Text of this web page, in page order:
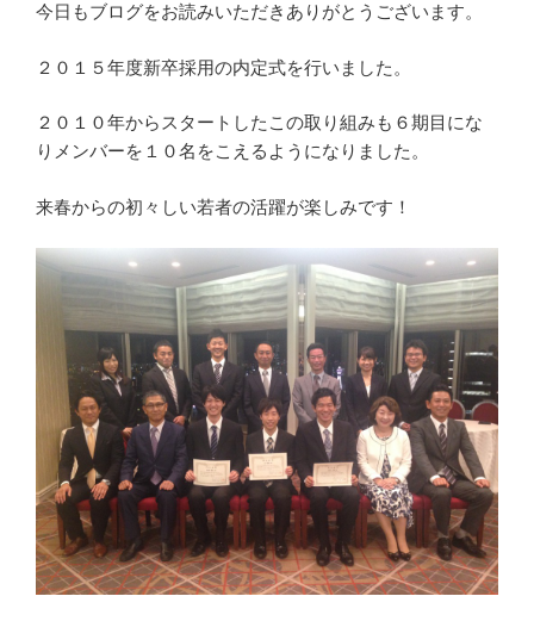
今日もブログをお読みいただきありがとうございます。
２０１５年度新卒採用の内定式を行いました。
２０１０年からスタートしたこの取り組みも６期目にな
りメンバーを１０名をこえるようになりました。
来春からの初々しい若者の活躍が楽しみです！